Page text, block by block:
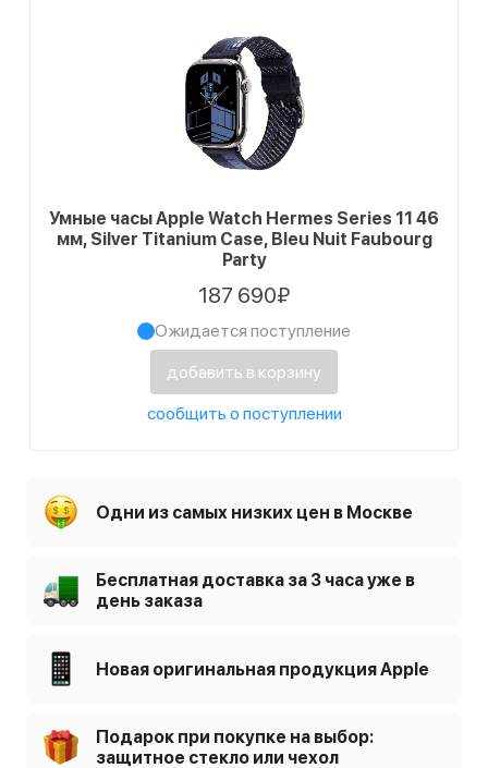
Умные часы Apple Watch Hermes Series 11 46
мм, Silver Titanium Case, Bleu Nuit Faubourg
Party
187 690₽
Ожидается поступление
добавить в корзину
сообщить о поступлении
Одни из самых низких цен в Москве
Бесплатная доставка за 3 часа уже в
день заказа
Новая оригинальная продукция Apple
Подарок при покупке на выбор:
защитное стекло или чехол